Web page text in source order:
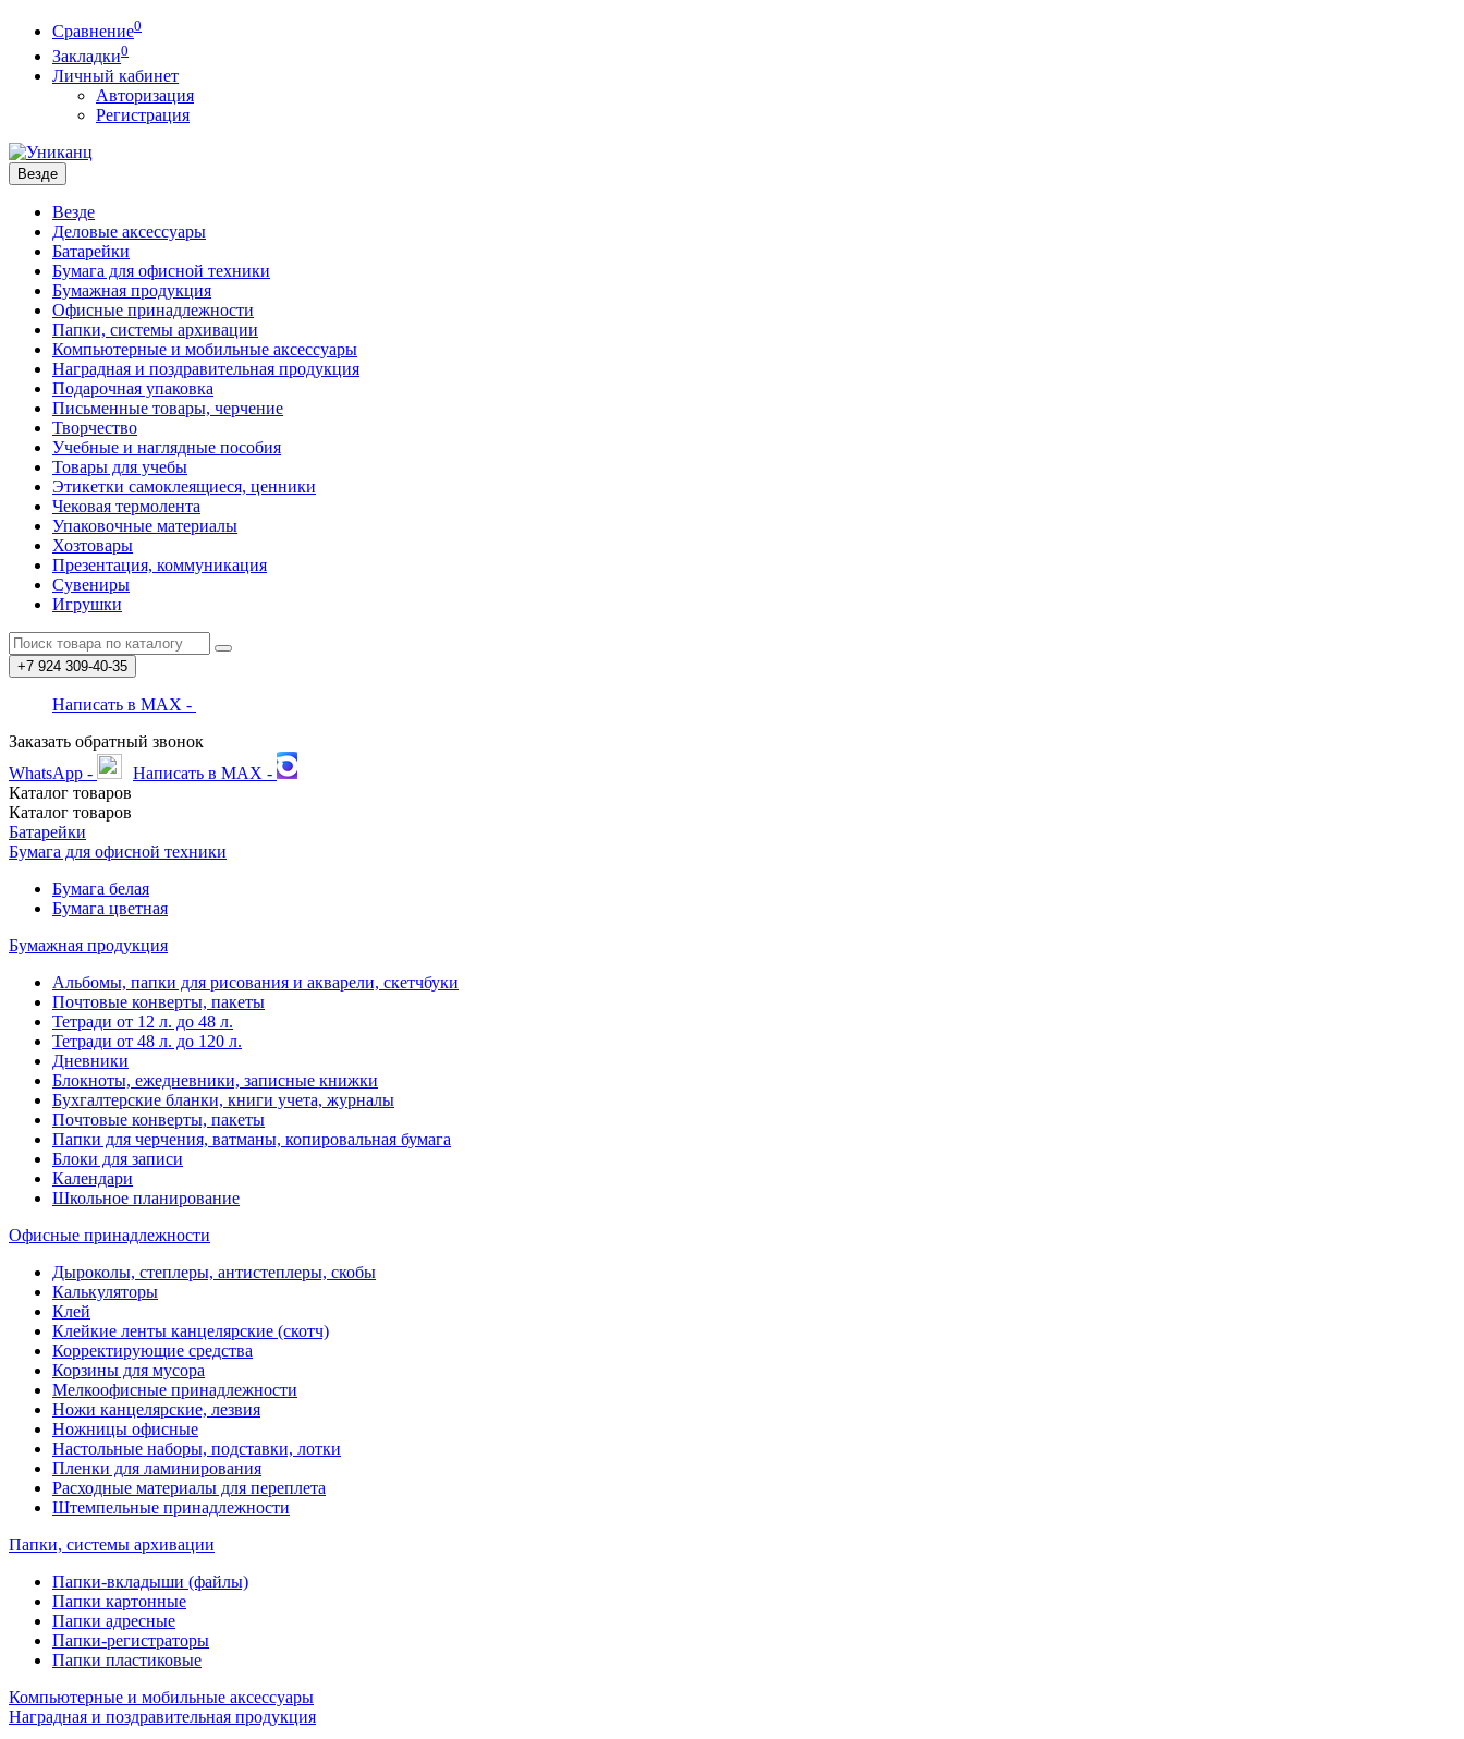
Сравнение0
Закладки0
Личный кабинет
Авторизация
Регистрация
Везде
Везде
Деловые аксессуары
Батарейки
Бумага для офисной техники
Бумажная продукция
Офисные принадлежности
Папки, системы архивации
Компьютерные и мобильные аксессуары
Наградная и поздравительная продукция
Подарочная упаковка
Письменные товары, черчение
Творчество
Учебные и наглядные пособия
Товары для учебы
Этикетки самоклеящиеся, ценники
Чековая термолента
Упаковочные материалы
Хозтовары
Презентация, коммуникация
Сувениры
Игрушки
+7 924 309-40-35
Написать в MAX -
Заказать обратный звонок
WhatsApp -
Написать в MAX -
Каталог товаров
Каталог товаров
Батарейки
Бумага для офисной техники
Бумага белая
Бумага цветная
Бумажная продукция
Альбомы, папки для рисования и акварели, скетчбуки
Почтовые конверты, пакеты
Тетради от 12 л. до 48 л.
Тетради от 48 л. до 120 л.
Дневники
Блокноты, ежедневники, записные книжки
Бухгалтерские бланки, книги учета, журналы
Почтовые конверты, пакеты
Папки для черчения, ватманы, копировальная бумага
Блоки для записи
Календари
Школьное планирование
Офисные принадлежности
Дыроколы, степлеры, антистеплеры, скобы
Калькуляторы
Клей
Клейкие ленты канцелярские (скотч)
Корректирующие средства
Корзины для мусора
Мелкоофисные принадлежности
Ножи канцелярские, лезвия
Ножницы офисные
Настольные наборы, подставки, лотки
Пленки для ламинирования
Расходные материалы для переплета
Штемпельные принадлежности
Папки, системы архивации
Папки-вкладыши (файлы)
Папки картонные
Папки адресные
Папки-регистраторы
Папки пластиковые
Компьютерные и мобильные аксессуары
Наградная и поздравительная продукция